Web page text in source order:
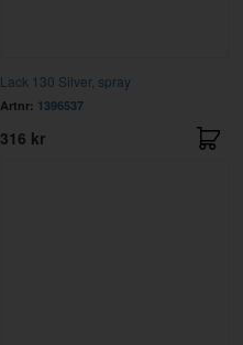
Lack 130 Silver, spray
Artnr: 1396537
316 kr